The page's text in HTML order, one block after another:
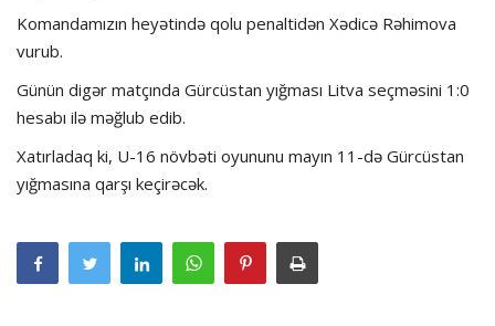
Komandamızın heyətində qolu penaltidən Xədicə Rəhimova
vurub.
Günün digər matçında Gürcüstan yığması Litva seçməsini 1:0
hesabı ilə məğlub edib.
Xatırladaq ki, U-16 növbəti oyununu mayın 11-də Gürcüstan
yığmasına qarşı keçirəcək.